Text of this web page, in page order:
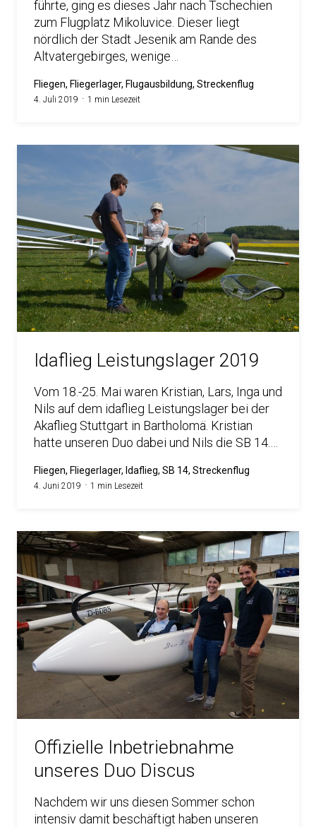
führte, ging es dieses Jahr nach Tschechien
zum Flugplatz Mikoluvice. Dieser liegt
nördlich der Stadt Jesenik am Rande des
Altvatergebirges, wenige…
Fliegen, Fliegerlager, Flugausbildung, Streckenflug
4. Juli 2019 1 min Lesezeit
Idaflieg Leistungslager 2019
Vom 18.-25. Mai waren Kristian, Lars, Inga und
Nils auf dem idaflieg Leistungslager bei der
Akaflieg Stuttgart in Bartholomä. Kristian
hatte unseren Duo dabei und Nils die SB 14.…
Fliegen, Fliegerlager, Idaflieg, SB 14, Streckenflug
4. Juni 2019 1 min Lesezeit
Offizielle Inbetriebnahme
unseres Duo Discus
Nachdem wir uns diesen Sommer schon
intensiv damit beschäftigt haben unseren